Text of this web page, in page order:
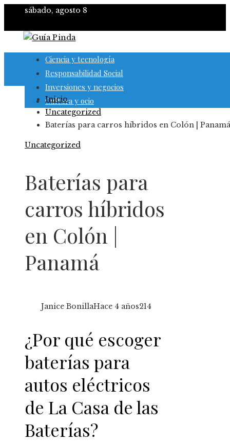
sábado, agosto 8
Ciencia y tecnología
Responsabilidad Social
Inversiones y negocios
Cultura y ocio
Inicio
Uncategorized
Baterías para carros híbridos en Colón | Panamá
Uncategorized
Baterías para
carros híbridos
en Colón |
Panamá
Janice BonillaHace 4 años214
¿Por qué escoger
baterías para
autos eléctricos
de La Casa de las
Baterías?